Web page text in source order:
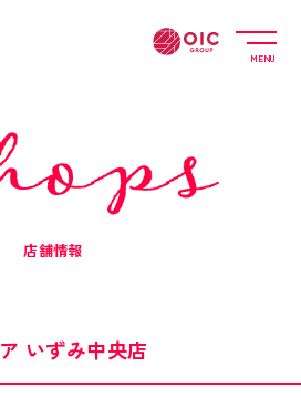
MENU
店舗情報
いずみ中央店